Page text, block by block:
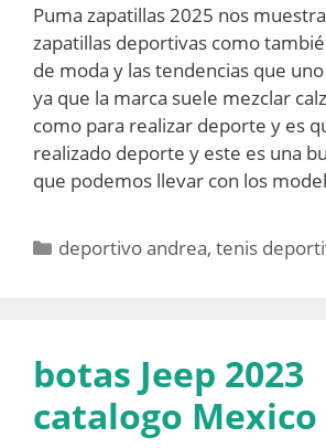
Puma zapatillas 2025 nos
zapatillas deportivas como
de moda y las tendencias que
ya que la marca suele mezclar
como para realizar deporte y es
realizado deporte y este es una
que podemos llevar con los
Categorías
deportivo andrea,tenis
botas Jeep 2023
catalogo Mexico